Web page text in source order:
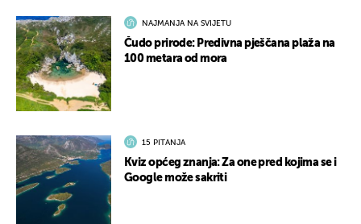
NAJMANJA NA SVIJETU
Čudo prirode: Predivna pješčana plaža na
100 metara od mora
15 PITANJA
Kviz općeg znanja: Za one pred kojima se i
Google može sakriti